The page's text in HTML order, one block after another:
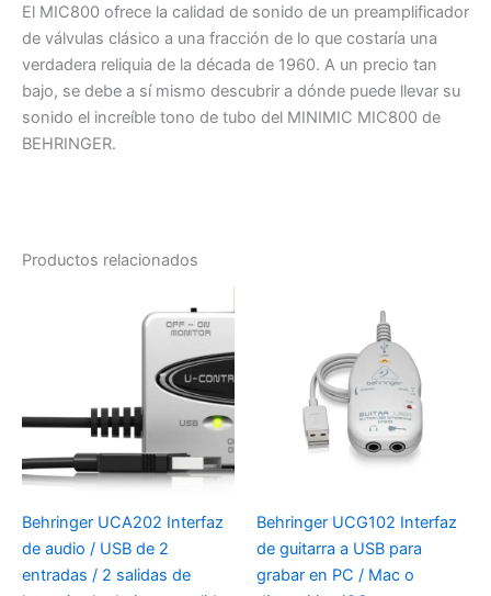
El MIC800 ofrece la calidad de sonido de un preamplificador
de válvulas clásico a una fracción de lo que costaría una
verdadera reliquia de la década de 1960. A un precio tan
bajo, se debe a sí mismo descubrir a dónde puede llevar su
sonido el increíble tono de tubo del MINIMIC MIC800 de
BEHRINGER.
Productos relacionados
Behringer UCA202 Interfaz
de audio / USB de 2
entradas / 2 salidas de
Behringer UCG102 Interfaz
de guitarra a USB para
grabar en PC / Mac o